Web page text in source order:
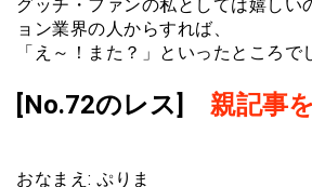
グッチ・ファンの私としては嬉しい
ョン業界の人からすれば、
「え～！また？」といったところで
[No.72のレス] 親記事
おなまえ: ぷりま